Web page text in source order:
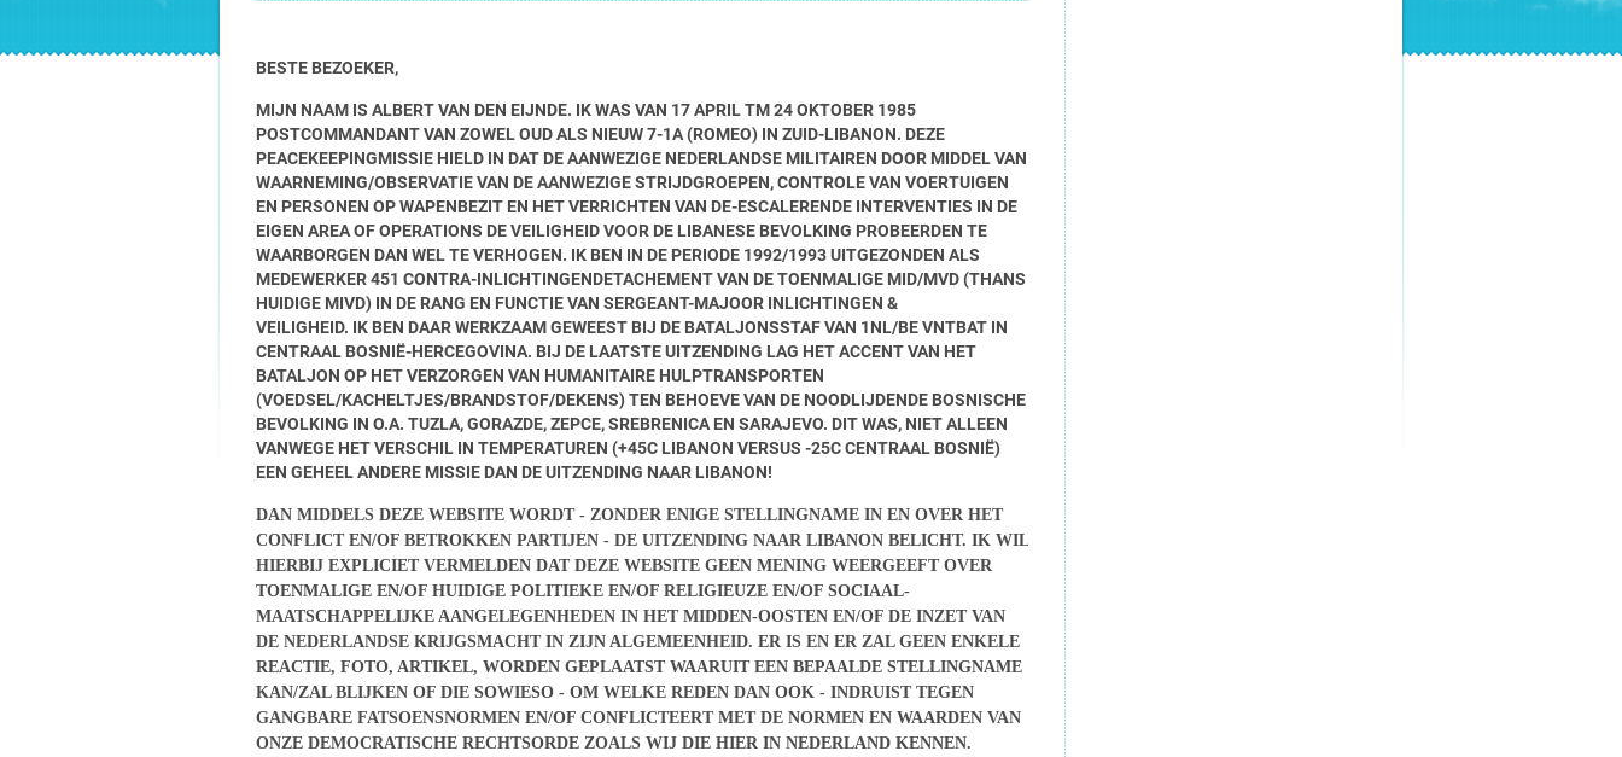
BESTE BEZOEKER,
MIJN NAAM IS ALBERT VAN DEN EIJNDE. IK WAS VAN 17 APRIL TM 24 OKTOBER 1985
POSTCOMMANDANT VAN ZOWEL OUD ALS NIEUW 7-1A (ROMEO) IN ZUID-LIBANON. DEZE
PEACEKEEPINGMISSIE HIELD IN DAT DE AANWEZIGE NEDERLANDSE MILITAIREN DOOR MIDDEL VAN
WAARNEMING/OBSERVATIE VAN DE AANWEZIGE STRIJDGROEPEN, CONTROLE VAN VOERTUIGEN
EN PERSONEN OP WAPENBEZIT EN HET VERRICHTEN VAN DE-ESCALERENDE INTERVENTIES IN DE
EIGEN AREA OF OPERATIONS DE VEILIGHEID VOOR DE LIBANESE BEVOLKING PROBEERDEN TE
WAARBORGEN DAN WEL TE VERHOGEN. IK BEN IN DE PERIODE 1992/1993 UITGEZONDEN ALS
MEDEWERKER 451 CONTRA-INLICHTINGENDETACHEMENT VAN DE TOENMALIGE MID/MVD (THANS
HUIDIGE MIVD) IN DE RANG EN FUNCTIE VAN SERGEANT-MAJOOR INLICHTINGEN &
VEILIGHEID. IK BEN DAAR WERKZAAM GEWEEST BIJ DE BATALJONSSTAF VAN 1NL/BE VNTBAT IN
CENTRAAL BOSNIË-HERCEGOVINA. BIJ DE LAATSTE UITZENDING LAG HET ACCENT VAN HET
BATALJON OP HET VERZORGEN VAN HUMANITAIRE HULPTRANSPORTEN
(VOEDSEL/KACHELTJES/BRANDSTOF/DEKENS) TEN BEHOEVE VAN DE NOODLIJDENDE BOSNISCHE
BEVOLKING IN O.A. TUZLA, GORAZDE, ZEPCE, SREBRENICA EN SARAJEVO. DIT WAS, NIET ALLEEN
VANWEGE HET VERSCHIL IN TEMPERATUREN (+45C LIBANON VERSUS -25C CENTRAAL BOSNIË)
EEN GEHEEL ANDERE MISSIE DAN DE UITZENDING NAAR LIBANON!
DAN MIDDELS DEZE WEBSITE WORDT - ZONDER ENIGE STELLINGNAME IN EN OVER HET
CONFLICT EN/OF BETROKKEN PARTIJEN - DE UITZENDING NAAR LIBANON BELICHT. IK WIL
HIERBIJ EXPLICIET VERMELDEN DAT DEZE WEBSITE GEEN MENING WEERGEEFT OVER
TOENMALIGE EN/OF HUIDIGE POLITIEKE EN/OF RELIGIEUZE EN/OF SOCIAAL-
MAATSCHAPPELIJKE AANGELEGENHEDEN IN HET MIDDEN-OOSTEN EN/OF DE INZET VAN
DE NEDERLANDSE KRIJGSMACHT IN ZIJN ALGEMEENHEID. ER IS EN ER ZAL GEEN ENKELE
REACTIE, FOTO, ARTIKEL, WORDEN GEPLAATST WAARUIT EEN BEPAALDE STELLINGNAME
KAN/ZAL BLIJKEN OF DIE SOWIESO - OM WELKE REDEN DAN OOK - INDRUIST TEGEN
GANGBARE FATSOENSNORMEN EN/OF CONFLICTEERT MET DE NORMEN EN WAARDEN VAN
ONZE DEMOCRATISCHE RECHTSORDE ZOALS WIJ DIE HIER IN NEDERLAND KENNEN.